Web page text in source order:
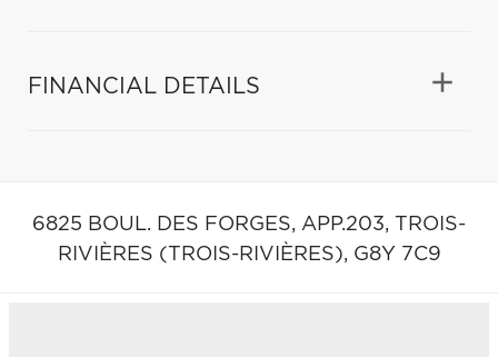
FINANCIAL DETAILS
6825 BOUL. DES FORGES, APP.203, TROIS-
RIVIÈRES (TROIS-RIVIÈRES), G8Y 7C9